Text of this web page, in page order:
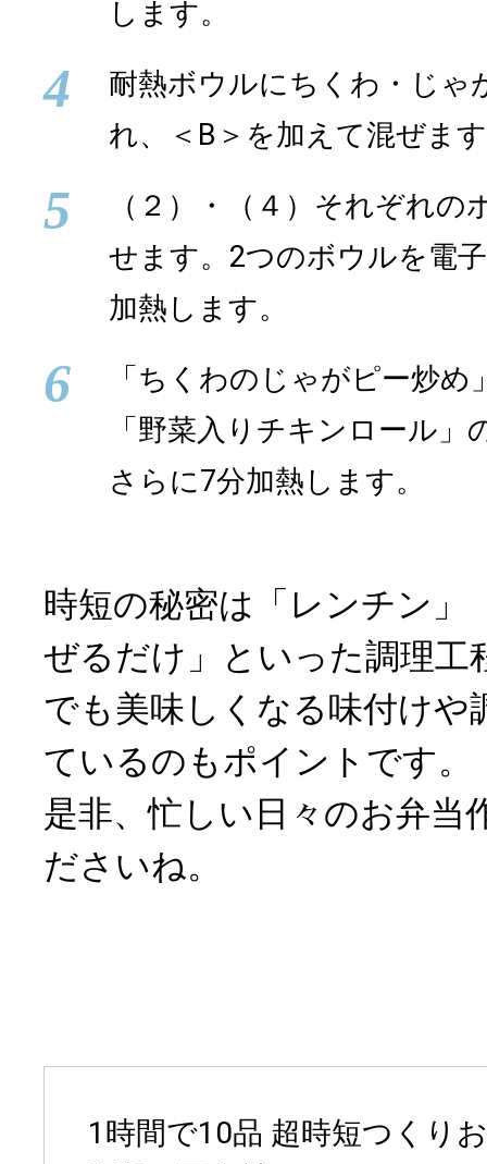
します。
4
耐熱ボウルにちくわ・じゃ
れ、＜B＞を加えて混ぜま
5
（２）・（４）それぞれ
せます。2つのボウルを電
加熱します。
6
「ちくわのじゃがピー炒
「野菜入りチキンロール
さらに7分加熱します。
時短の秘密は「レンチン」
ぜるだけ」といった調理工
でも美味しくなる味付けや
ているのもポイントです。
是非、忙しい日々のお弁当
ださいね。
1時間で10品 超時短つくり